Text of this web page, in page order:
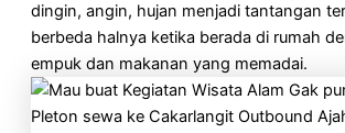
dingin, angin, hujan menjadi tantangan
berbeda halnya ketika berada di rumah
empuk dan makanan yang memadai.